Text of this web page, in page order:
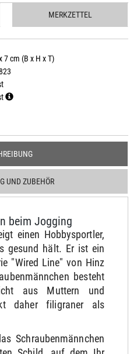
MERKZETTEL
7 cm (B x H x T)
UND ZUBEHÖR
beim Jogging
einen Hobbysportler,
gesund hält. Er ist ein
"Wired Line" von Hinz
besteht
aus Muttern und
daher filigraner als
Schraubenmännchen